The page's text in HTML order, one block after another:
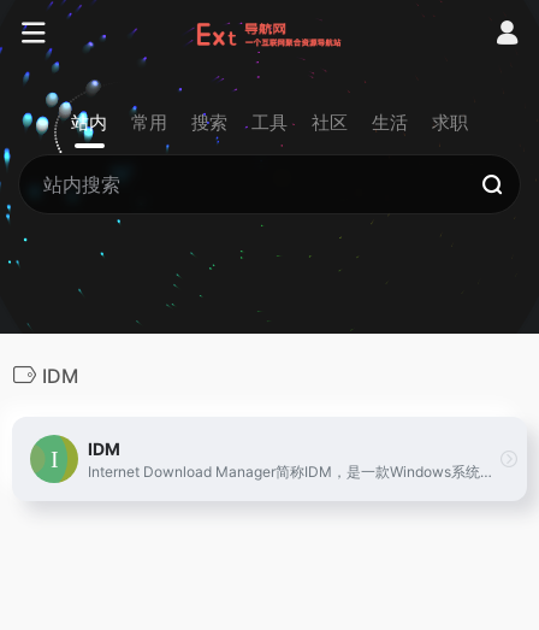
站内 常用 搜索 工具 社区 生活 求职
IDM
IDM
Internet Download Manager简称IDM，是一款Windows系统专业多线程下载加速工具，IDM下载器支持多种类型文件下载，并能完美恢复各种中断的下载任务